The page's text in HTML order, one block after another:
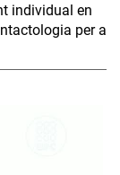
individual en
per a